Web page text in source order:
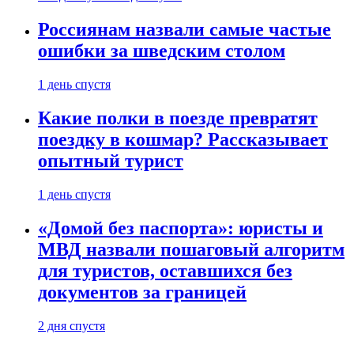
Россиянам назвали самые частые
ошибки за шведским столом
1 день спустя
Какие полки в поезде превратят
поездку в кошмар? Рассказывает
опытный турист
1 день спустя
«Домой без паспорта»: юристы и
МВД назвали пошаговый алгоритм
для туристов, оставшихся без
документов за границей
2 дня спустя